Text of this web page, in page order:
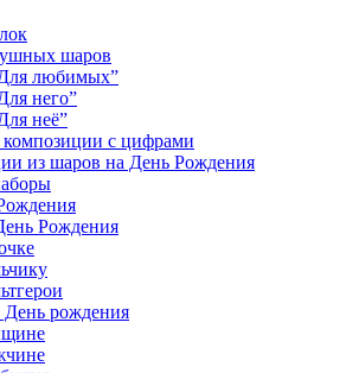
шаров
любимых”
него”
неё”
с цифрами
из шаров на День Рождения
Рождения
рождения